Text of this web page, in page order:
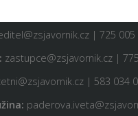
| 725 005
zastupce@zsjavornik.cz |
| 583 034